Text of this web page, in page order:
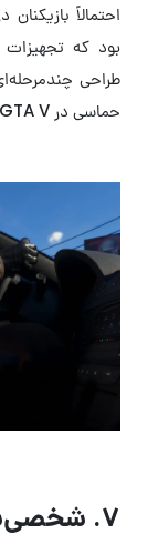
احتمالاً
بود که تجهیزات
طراحی
حماسی در GTA V بیندازد.
۷. شخصی‌سازی لباس و ظاهر